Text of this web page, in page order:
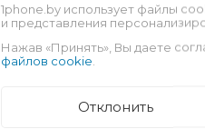
1phone.by использует файлы
и представления
Нажав «Принять», Вы даете
файлов cookie
Отклонить